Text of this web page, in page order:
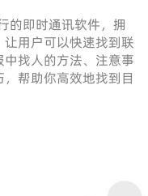
的即时通讯软件，拥
用户可以快速找到联
找人的方法、注意事
帮助你高效地找到目